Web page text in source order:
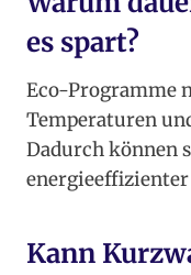
es spart?
Eco-Programme
Temperaturen
Dadurch können
energieeffizienter
Kann